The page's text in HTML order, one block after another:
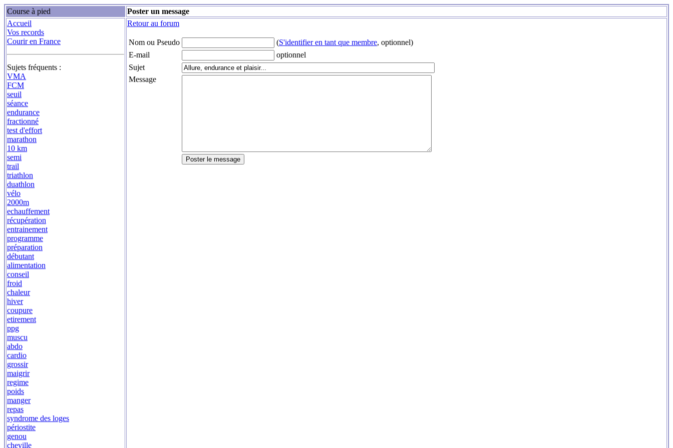
Course à pied
Poster un message
Accueil
Vos records
Courir en France
Sujets fréquents :
VMA
FCM
seuil
séance
endurance
fractionné
test d'effort
marathon
10 km
semi
trail
triathlon
duathlon
vélo
2000m
echauffement
récupération
entrainement
programme
préparation
débutant
alimentation
conseil
froid
chaleur
hiver
coupure
etirement
ppg
muscu
abdo
cardio
grossir
maigrir
regime
poids
manger
repas
syndrome des loges
périostite
genou
cheville
Retour au forum
Nom ou Pseudo (S'identifier en tant que membre, optionnel)
E-mail
optionnel
Sujet
Message